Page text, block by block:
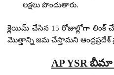
లక్షలు పొందుతారు.
క్లెయిమ్ చేసిన 15 రోజుల్లోగా
మొత్తాన్ని జమ చేస్తామని ఆంధ్రప్రదేశ్
AP YSR